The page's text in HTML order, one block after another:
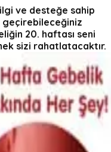
ve desteğe sahip
geçirebileceğiniz
20. haftası seni
sizi rahatlatacaktır.